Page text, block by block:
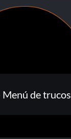
Menú de trucos